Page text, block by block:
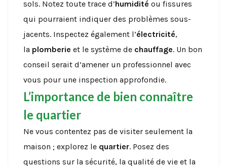
sols. Notez toute trace d’humidité ou fissures
qui pourraient indiquer des problèmes sous-
jacents. Inspectez également l’électricité,
la plomberie et le système de chauffage. Un bon
conseil serait d’amener un professionnel avec
vous pour une inspection approfondie.
L’importance de bien connaître
le quartier
Ne vous contentez pas de visiter seulement la
maison ; explorez le quartier. Posez des
questions sur la sécurité, la qualité de vie et la